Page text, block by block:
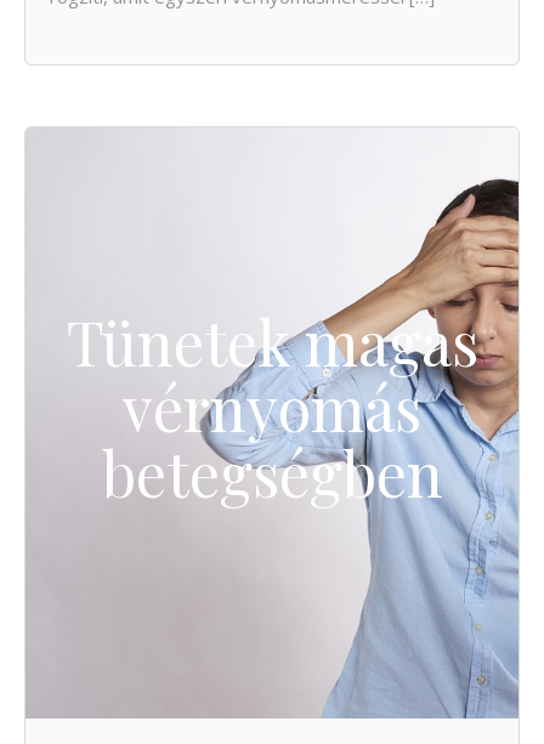
Tünetek magas
vérnyomás
betegségben